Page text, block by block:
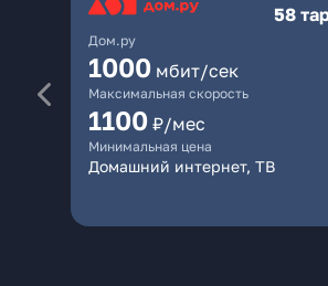
Дом.ру
58
1000 мбит/сек
Максимальная скорость
1100 ₽/мес
Минимальная цена
Домашний интернет, ТВ